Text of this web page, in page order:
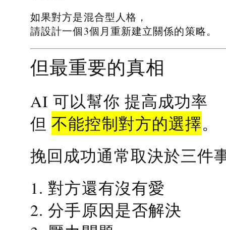
如果對方是混合型人格，
請設計一個3個月重新建立關係的策略。
但最重要的真相
AI 可以幫你 提高成功率
但不能控制對方的選擇。
挽回成功通常取決於三件
1. 對方還有沒有愛
2. 分手原因是否解決